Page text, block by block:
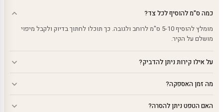
כמה ס"מ להוסיף לכל צד?
מומלץ להוסיף 5-10 ס"מ לרוחב ולגובה. כך תוכלו לחתוך בדיוק ולקבל מיפוי
מושלם על הקיר.
על אילו קירות ניתן להדביק?
מה זמן האספקה?
האם הטפט ניתן להסרה?